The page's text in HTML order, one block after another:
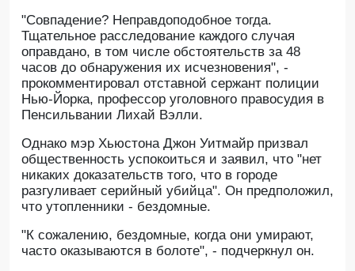
"Совпадение? Неправдоподобное тогда.
Тщательное расследование каждого случая
оправдано, в том числе обстоятельств за 48
часов до обнаружения их исчезновения", -
прокомментировал отставной сержант полиции
Нью-Йорка, профессор уголовного правосудия в
Пенсильвании Лихай Вэлли.
Однако мэр Хьюстона Джон Уитмайр призвал
общественность успокоиться и заявил, что "нет
никаких доказательств того, что в городе
разгуливает серийный убийца". Он предположил,
что утопленники - бездомные.
"К сожалению, бездомные, когда они умирают,
часто оказываются в болоте", - подчеркнул он.